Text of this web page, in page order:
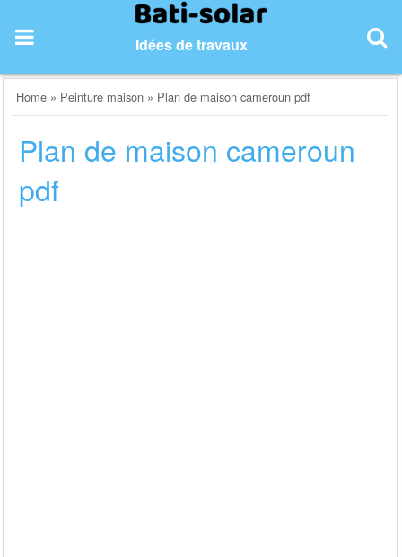
content
Idées de travaux
Home » Peinture maison » Plan de maison cameroun pdf
Plan de maison cameroun
pdf